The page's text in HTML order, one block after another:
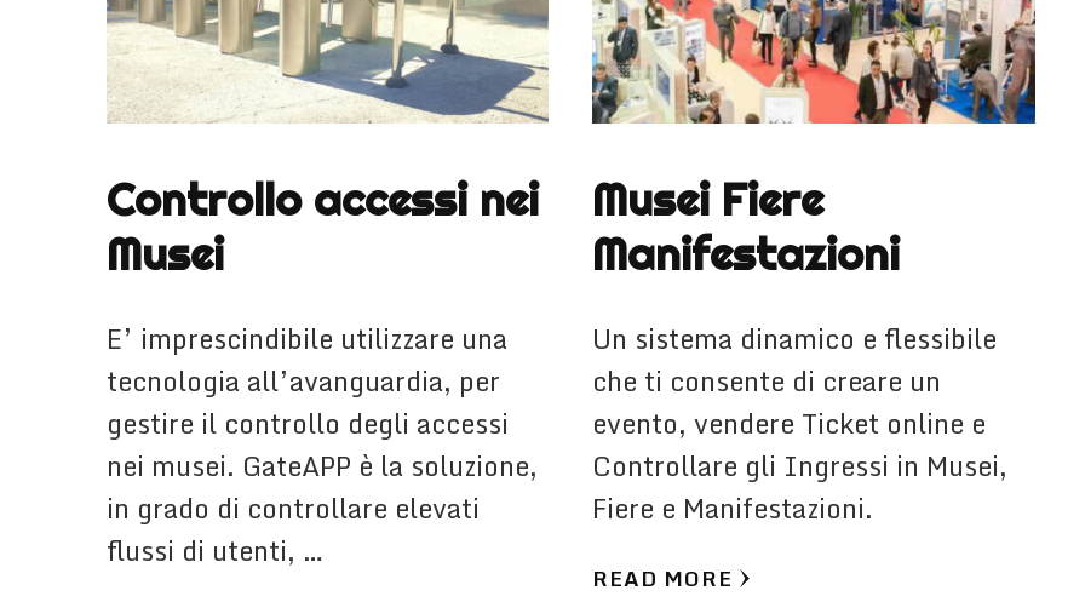
Controllo accessi nei
Musei
E’ imprescindibile utilizzare una
tecnologia all’avanguardia, per
gestire il controllo degli accessi
nei musei. GateAPP è la soluzione,
in grado di controllare elevati
flussi di utenti, …
Musei Fiere
Manifestazioni
Un sistema dinamico e flessibile
che ti consente di creare un
evento, vendere Ticket online e
Controllare gli Ingressi in Musei,
Fiere e Manifestazioni.
READ MORE